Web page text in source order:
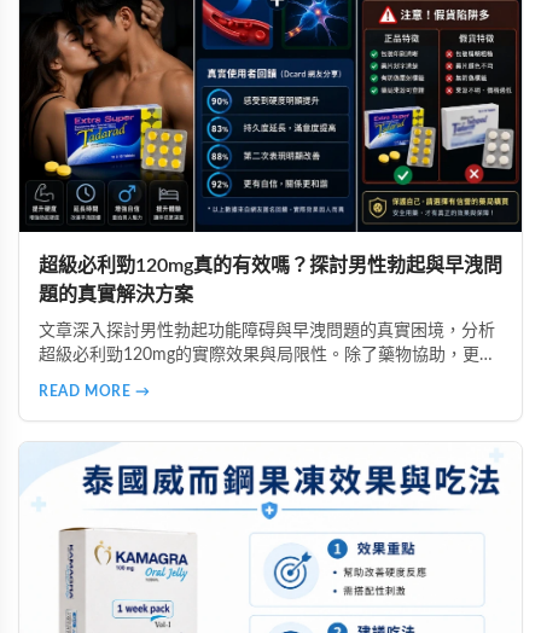
超級必利勁120mg真的有效嗎？探討男性勃起與早洩問
題的真實解決方案
文章深入探討男性勃起功能障碍與早洩問題的真實困境，分析
超級必利勁120mg的實際效果與局限性。除了藥物協助，更強
READ MORE →